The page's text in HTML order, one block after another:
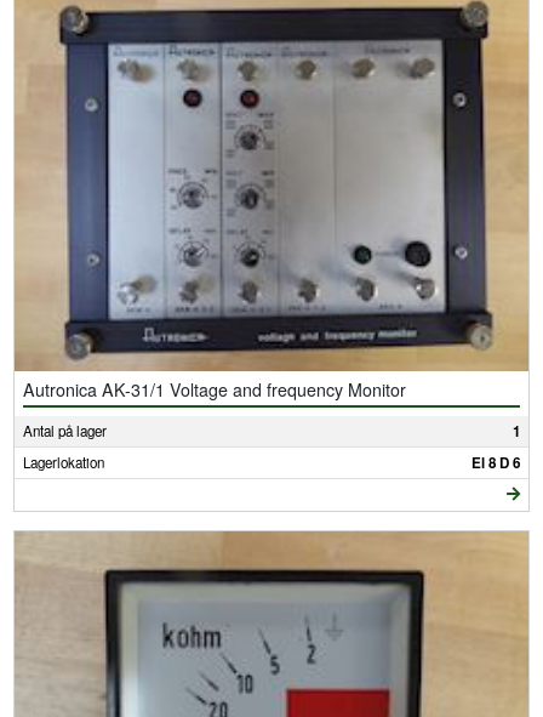
Autronica AK-31/1 Voltage and frequency Monitor
Antal på lager 1
Lagerlokation El 8 D 6